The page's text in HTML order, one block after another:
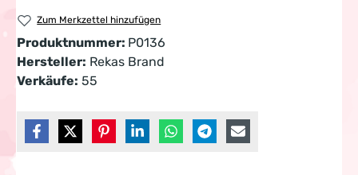
Zum Merkzettel hinzufügen
Produktnummer: P0136
Hersteller: Rekas Brand
Verkäufe: 55